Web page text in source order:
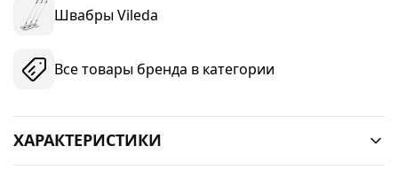
Швабры Vileda
Все товары бренда в категории
ХАРАКТЕРИСТИКИ